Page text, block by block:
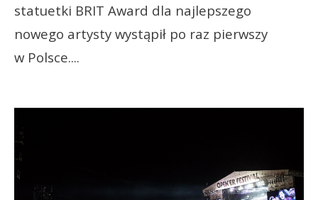
statuetki BRIT Award dla najlepszego
nowego artysty wystąpił po raz pierwszy
w Polsce....